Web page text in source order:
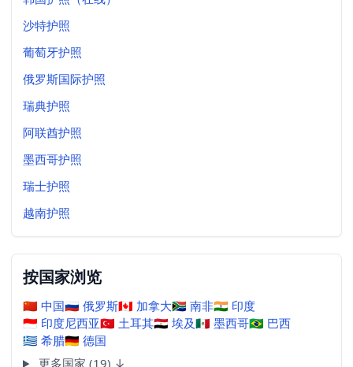
沙特护照
葡萄牙护照
俄罗斯国际护照
瑞典护照
阿联酋护照
墨西哥护照
瑞士护照
越南护照
按国家浏览
🇨🇳 中国🇷🇺 俄罗斯🇨🇦 加拿大🇿🇦 南非🇮🇳 印度
🇮🇩 印度尼西亚🇹🇷 土耳其🇪🇬 埃及🇲🇽 墨西哥🇧🇷 巴西
🇬🇷 希腊🇩🇪 德国
更多国家 (19) ↓